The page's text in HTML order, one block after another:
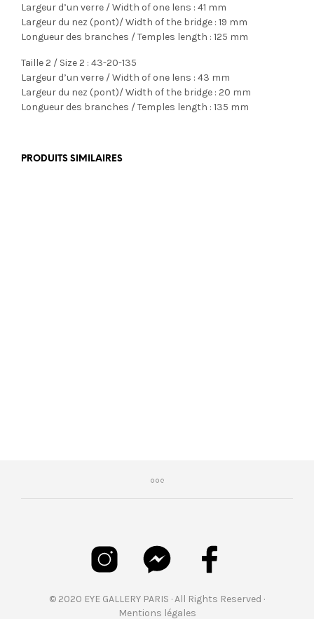
Largeur d’un verre / Width of one lens : 41 mm
Largeur du nez (pont)/ Width of the bridge : 19 mm
Longueur des branches / Temples length : 125 mm
Taille 2 / Size 2 : 43-20-135
Largeur d’un verre / Width of one lens : 43 mm
Largeur du nez (pont)/ Width of the bridge : 20 mm
Longueur des branches / Temples length : 135 mm
PRODUITS SIMILAIRES
© 2020 EYE GALLERY PARIS · All Rights Reserved ·
Mentions légales